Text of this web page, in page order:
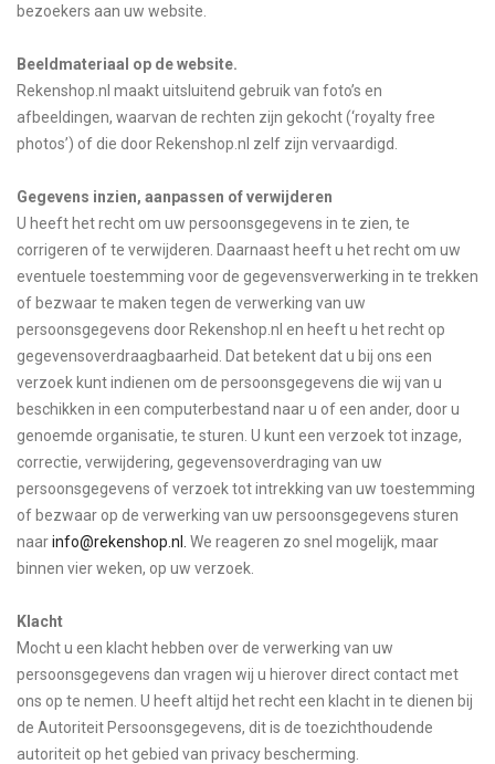
bezoekers aan uw website.
Beeldmateriaal op de website.
Rekenshop.nl maakt uitsluitend gebruik van foto’s en
afbeeldingen, waarvan de rechten zijn gekocht (‘royalty free
photos’) of die door Rekenshop.nl zelf zijn vervaardigd.
Gegevens inzien, aanpassen of verwijderen
U heeft het recht om uw persoonsgegevens in te zien, te
corrigeren of te verwijderen. Daarnaast heeft u het recht om uw
eventuele toestemming voor de gegevensverwerking in te trekken
of bezwaar te maken tegen de verwerking van uw
persoonsgegevens door Rekenshop.nl en heeft u het recht op
gegevensoverdraagbaarheid. Dat betekent dat u bij ons een
verzoek kunt indienen om de persoonsgegevens die wij van u
beschikken in een computerbestand naar u of een ander, door u
genoemde organisatie, te sturen. U kunt een verzoek tot inzage,
correctie, verwijdering, gegevensoverdraging van uw
persoonsgegevens of verzoek tot intrekking van uw toestemming
of bezwaar op de verwerking van uw persoonsgegevens sturen
naarinfo@rekenshop.nl
We reageren zo snel mogelijk, maar
binnen vier weken, op uw verzoek.
Klacht
Mocht u een klacht hebben over de verwerking van uw
persoonsgegevens dan vragen wij u hierover direct contact met
ons op te nemen. U heeft altijd het recht een klacht in te dienen bij
de Autoriteit Persoonsgegevens, dit is de toezichthoudende
autoriteit op het gebied van privacy bescherming.